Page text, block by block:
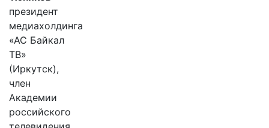
президент
медиахолдинга
«АС Байкал
ТВ»
(Иркутск),
член
Академии
российского